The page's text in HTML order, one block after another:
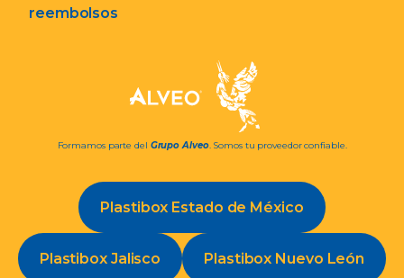
reembolsos
Formamos parte del Grupo Alveo. Somos tu proveedor confiable.
Plastibox Estado de México
Plastibox Jalisco Plastibox Nuevo León